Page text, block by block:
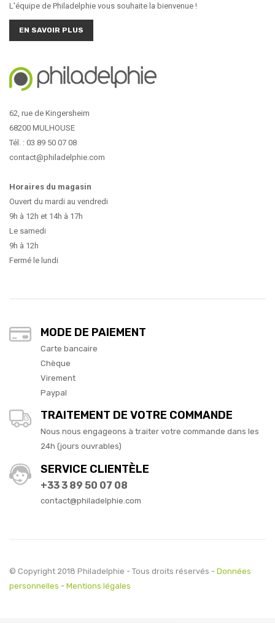
L'équipe de Philadelphie vous souhaite la bienvenue !
EN SAVOIR PLUS
62, rue de Kingersheim
68200 MULHOUSE
Tél. : 03 89 50 07 08
contact@philadelphie.com
Horaires du magasin
Ouvert du mardi au vendredi
9h à 12h et 14h à 17h
Le samedi
9h à 12h
Fermé le lundi
MODE DE PAIEMENT
Carte bancaire
Chèque
Virement
Paypal
TRAITEMENT DE VOTRE COMMANDE
Nous nous engageons à traiter votre commande dans les
24h (jours ouvrables)
SERVICE CLIENTÈLE
+33 3 89 50 07 08
contact@philadelphie.com
© Copyright 2018 Philadelphie - Tous droits réservés - Données
personnelles - Mentions légales